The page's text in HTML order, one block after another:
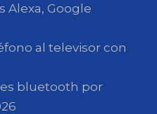
Alexa, Google
al televisor con
bluetooth por